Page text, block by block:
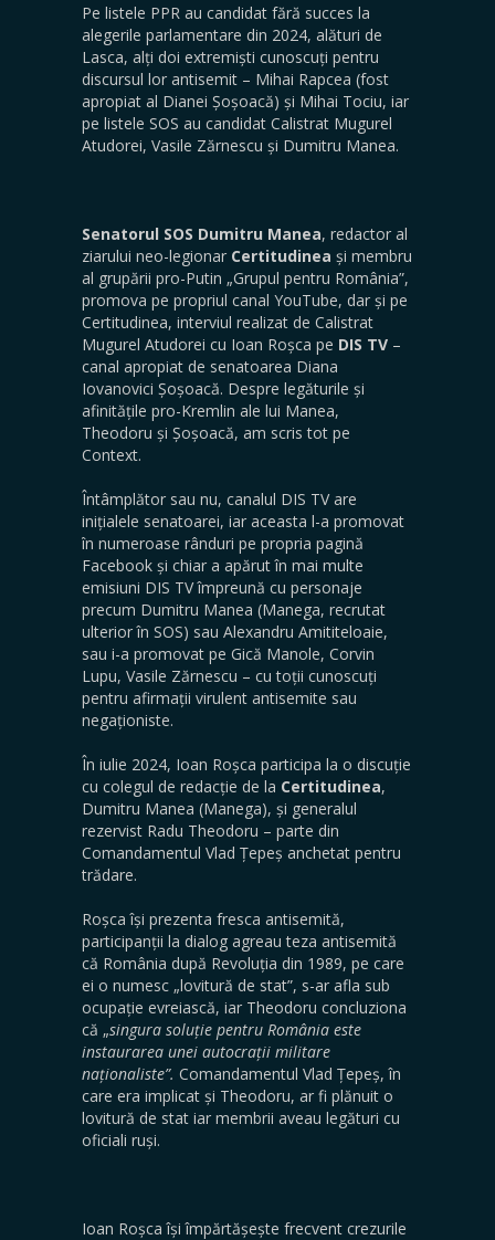
Pe listele PPR au candidat fără succes la
alegerile parlamentare din 2024, alături de
Lasca, alți doi extremiști cunoscuți pentru
discursul lor antisemit – Mihai Rapcea (fost
apropiat al Dianei Șoșoacă) și Mihai Tociu, iar
pe listele SOS au candidat Calistrat Mugurel
Atudorei, Vasile Zărnescu și Dumitru Manea.
Senatorul SOS Dumitru Manea, redactor al
ziarului neo-legionar Certitudinea și membru
al grupării pro-Putin „Grupul pentru România”,
promova pe propriul canal YouTube, dar și pe
Certitudinea, interviul realizat de Calistrat
Mugurel Atudorei cu Ioan Roșca pe DIS TV –
canal apropiat de senatoarea Diana
Iovanovici Șoșoacă. Despre legăturile și
afinitățile pro-Kremlin ale lui Manea,
Theodoru și Șoșoacă, am scris tot pe
Context.
Întâmplător sau nu, canalul DIS TV are
inițialele senatoarei, iar aceasta l-a promovat
în numeroase rânduri pe propria pagină
Facebook și chiar a apărut în mai multe
emisiuni DIS TV împreună cu personaje
precum Dumitru Manea (Manega, recrutat
ulterior în SOS) sau Alexandru Amititeloaie,
sau i-a promovat pe Gică Manole, Corvin
Lupu, Vasile Zărnescu – cu toții cunoscuți
pentru afirmații virulent antisemite sau
negaționiste.
În iulie 2024, Ioan Roșca participa la o discuție
cu colegul de redacție de la Certitudinea,
Dumitru Manea (Manega), și generalul
rezervist Radu Theodoru – parte din
Comandamentul Vlad Țepeș anchetat pentru
trădare.
Roșca își prezenta fresca antisemită,
participanții la dialog agreau teza antisemită
că România după Revoluția din 1989, pe care
ei o numesc „lovitură de stat”, s-ar afla sub
ocupație evreiască, iar Theodoru concluziona
că „singura soluție pentru România este
instaurarea unei autocrații militare
naționaliste”. Comandamentul Vlad Țepeș, în
care era implicat și Theodoru, ar fi plănuit o
lovitură de stat iar membrii aveau legături cu
oficiali ruși.
Ioan Roșca își împărtășește frecvent crezurile